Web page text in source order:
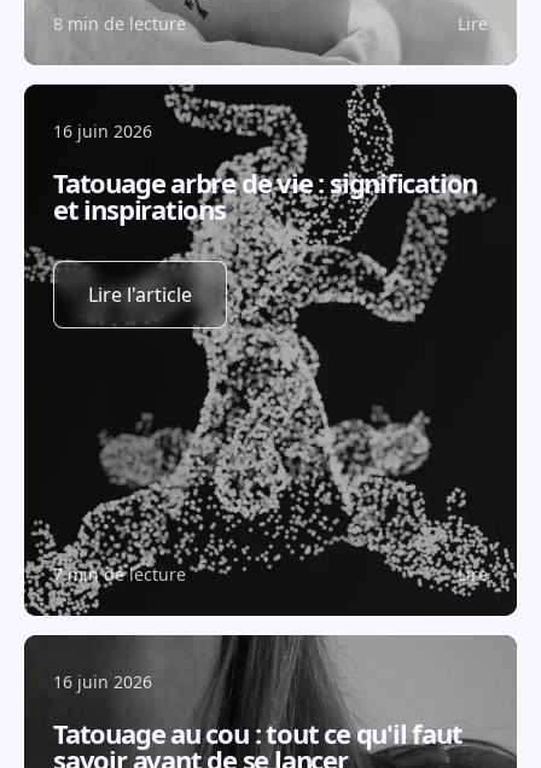
8 min de lecture Lire
16 juin 2026
Tatouage arbre de vie : signification
et inspirations
Lire l'article
7 min de lecture Lire
16 juin 2026
Tatouage au cou : tout ce qu'il faut
savoir avant de se lancer